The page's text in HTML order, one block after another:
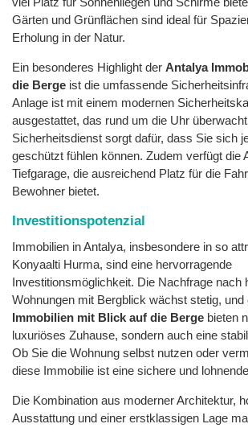
Gärten und Grünflächen sind ideal für
Erholung in der Natur.
Ein besonderes Highlight der Antalya
die Berge ist die umfassende
Anlage ist mit einem modernen
ausgestattet, das rund um die Uhr
Sicherheitsdienst sorgt dafür, dass Sie sich
geschützt fühlen können. Zudem verfügt die
Tiefgarage, die ausreichend Platz für die
Bewohner bietet.
Investitionspotenzial
Immobilien in Antalya, insbesondere in so
Konyaalti Hurma, sind eine hervorragende
Investitionsmöglichkeit. Die Nachfrage nach
Wohnungen mit Bergblick wächst stetig, und
Immobilien mit Blick auf die Berge bieten
luxuriöses Zuhause, sondern auch eine
Ob Sie die Wohnung selbst nutzen oder
diese Immobilie ist eine sichere und
Die Kombination aus moderner Architektur,
Ausstattung und einer erstklassigen Lage